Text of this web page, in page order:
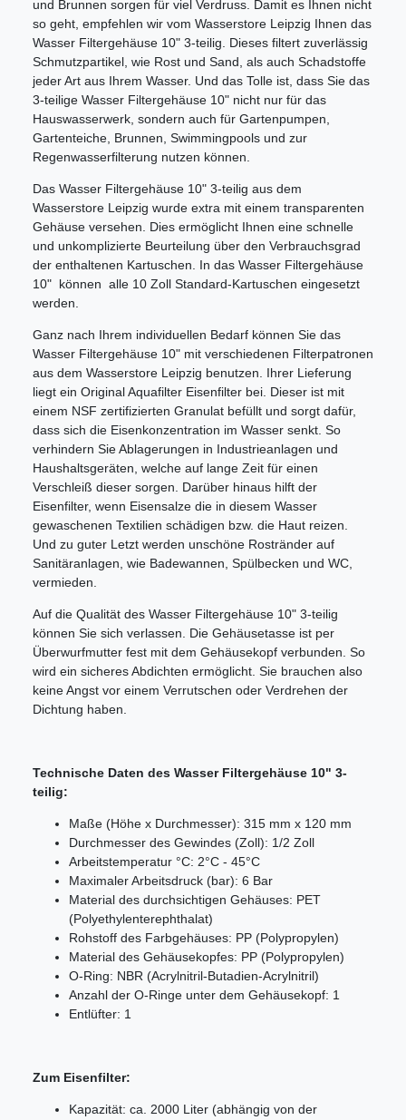
und Brunnen sorgen für viel Verdruss. Damit es Ihnen nicht
so geht, empfehlen wir vom Wasserstore Leipzig Ihnen das
Wasser Filtergehäuse 10" 3-teilig. Dieses filtert zuverlässig
Schmutzpartikel, wie Rost und Sand, als auch Schadstoffe
jeder Art aus Ihrem Wasser. Und das Tolle ist, dass Sie das
3-teilige Wasser Filtergehäuse 10" nicht nur für das
Hauswasserwerk, sondern auch für Gartenpumpen,
Gartenteiche, Brunnen, Swimmingpools und zur
Regenwasserfilterung nutzen können.
Das Wasser Filtergehäuse 10" 3-teilig aus dem
Wasserstore Leipzig wurde extra mit einem transparenten
Gehäuse versehen. Dies ermöglicht Ihnen eine schnelle
und unkomplizierte Beurteilung über den Verbrauchsgrad
der enthaltenen Kartuschen. In das Wasser Filtergehäuse
10" können alle 10 Zoll Standard-Kartuschen eingesetzt
werden.
Ganz nach Ihrem individuellen Bedarf können Sie das
Wasser Filtergehäuse 10" mit verschiedenen Filterpatronen
aus dem Wasserstore Leipzig benutzen. Ihrer Lieferung
liegt ein Original Aquafilter Eisenfilter bei. Dieser ist mit
einem NSF zertifizierten Granulat befüllt und sorgt dafür,
dass sich die Eisenkonzentration im Wasser senkt. So
verhindern Sie Ablagerungen in Industrieanlagen und
Haushaltsgeräten, welche auf lange Zeit für einen
Verschleiß dieser sorgen. Darüber hinaus hilft der
Eisenfilter, wenn Eisensalze die in diesem Wasser
gewaschenen Textilien schädigen bzw. die Haut reizen.
Und zu guter Letzt werden unschöne Rostränder auf
Sanitäranlagen, wie Badewannen, Spülbecken und WC,
vermieden.
Auf die Qualität des Wasser Filtergehäuse 10" 3-teilig
können Sie sich verlassen. Die Gehäusetasse ist per
Überwurfmutter fest mit dem Gehäusekopf verbunden. So
wird ein sicheres Abdichten ermöglicht. Sie brauchen also
keine Angst vor einem Verrutschen oder Verdrehen der
Dichtung haben.
Technische Daten des Wasser Filtergehäuse 10" 3-
teilig:
Maße (Höhe x Durchmesser): 315 mm x 120 mm
Durchmesser des Gewindes (Zoll): 1/2 Zoll
Arbeitstemperatur °C: 2°C - 45°C
Maximaler Arbeitsdruck (bar): 6 Bar
Material des durchsichtigen Gehäuses: PET
(Polyethylenterephthalat)
Rohstoff des Farbgehäuses: PP (Polypropylen)
Material des Gehäusekopfes: PP (Polypropylen)
O-Ring: NBR (Acrylnitril-Butadien-Acrylnitril)
Anzahl der O-Ringe unter dem Gehäusekopf: 1
Entlüfter: 1
Zum Eisenfilter:
Kapazität: ca. 2000 Liter (abhängig von der